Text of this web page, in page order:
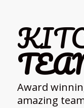
Award
amazing